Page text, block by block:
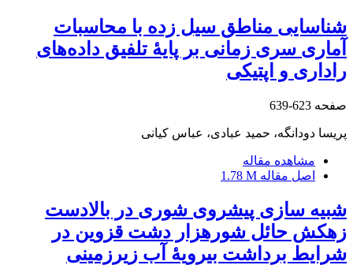
شناسایی مناطق سیل‏ زده با محاسبات
آماری سری زمانی بر پایۀ تلفیق داده‌های
راداری و اپتیکی
صفحه 623-639
پریسا دودانگه، حمید عبادی، عباس کیانی
مشاهده مقاله
اصل مقاله 1.78 M
شبیه‏ سازی پیشروی شوری در بالادست
زهکش حائل شوره‏زار دشت قزوین در
شرایط برداشت بی‏رویۀ آب‏ زیرزمینی